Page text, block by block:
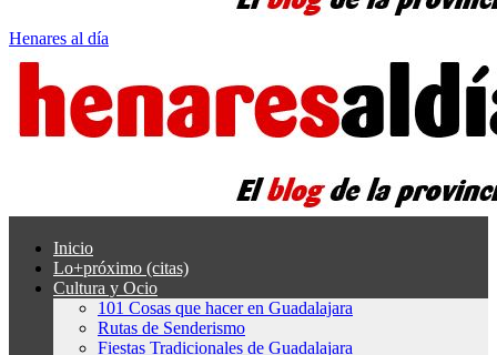
Henares al día
Inicio
Lo+próximo (citas)
Cultura y Ocio
101 Cosas que hacer en Guadalajara
Rutas de Senderismo
Fiestas Tradicionales de Guadalajara